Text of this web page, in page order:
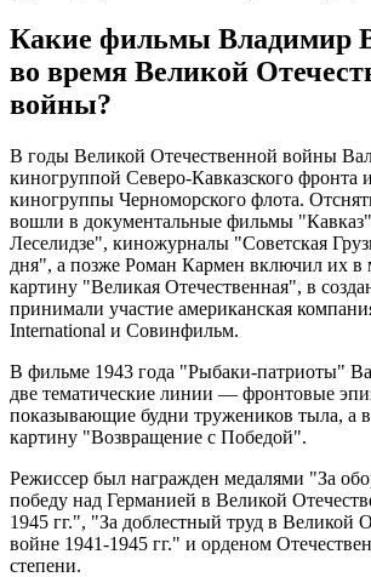
Какие фильмы Владимир
во время Великой
войны?
В годы Великой Отечественной войны
киногруппой Северо-Кавказского фронта
киногруппы Черноморского флота.
вошли в документальные фильмы
Леселидзе", киножурналы "Советская
дня", а позже Роман Кармен включил их в
картину "Великая Отечественная", в
принимали участие американская
International и Совинфильм.
В фильме 1943 года "Рыбаки-патриоты"
две тематические линии — фронтовые
показывающие будни тружеников тыла, а
картину "Возвращение с Победой".
Режиссер был награжден медалями "За
победу над Германией в Великой
1945 гг.", "За доблестный труд в Великой
войне 1941-1945 гг." и орденом
степени.